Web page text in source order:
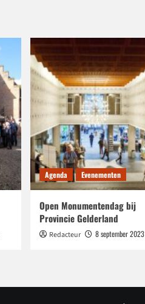
Agenda Evenementen
Open Monumentendag bij
Provincie Gelderland
Redacteur 8 september 2023